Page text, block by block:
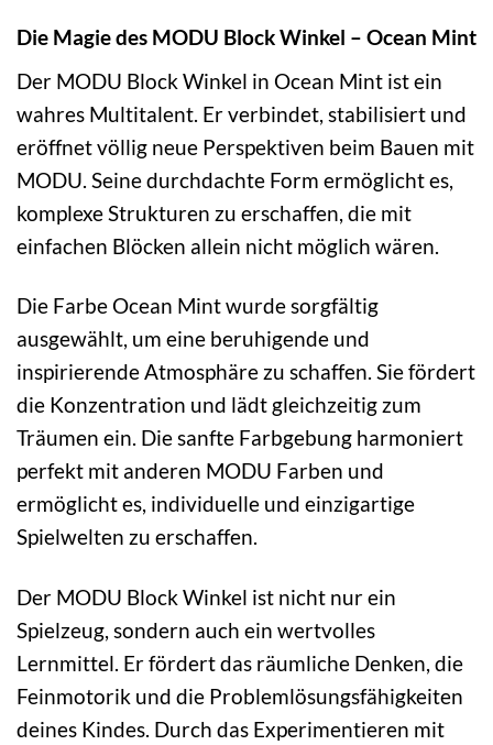
Die Magie des MODU Block Winkel – Ocean Mint
Der MODU Block Winkel in Ocean Mint ist ein
wahres Multitalent. Er verbindet, stabilisiert und
eröffnet völlig neue Perspektiven beim Bauen mit
MODU. Seine durchdachte Form ermöglicht es,
komplexe Strukturen zu erschaffen, die mit
einfachen Blöcken allein nicht möglich wären.
Die Farbe Ocean Mint wurde sorgfältig
ausgewählt, um eine beruhigende und
inspirierende Atmosphäre zu schaffen. Sie fördert
die Konzentration und lädt gleichzeitig zum
Träumen ein. Die sanfte Farbgebung harmoniert
perfekt mit anderen MODU Farben und
ermöglicht es, individuelle und einzigartige
Spielwelten zu erschaffen.
Der MODU Block Winkel ist nicht nur ein
Spielzeug, sondern auch ein wertvolles
Lernmittel. Er fördert das räumliche Denken, die
Feinmotorik und die Problemlösungsfähigkeiten
deines Kindes. Durch das Experimentieren mit